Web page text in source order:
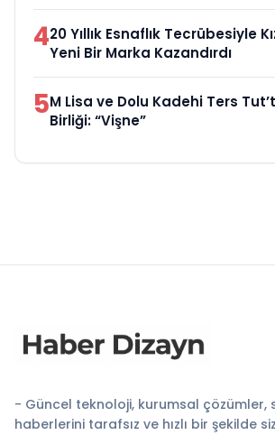
420 Yıllık Esnaflık Tecrübesiyle
Yeni Bir Marka Kazandırdı
5M Lisa ve Dolu Kadehi Ters
Birliği: “Vişne”
- Güncel teknoloji, kurumsal çözümler,
haberlerini tarafsız ve hızlı bir şekilde